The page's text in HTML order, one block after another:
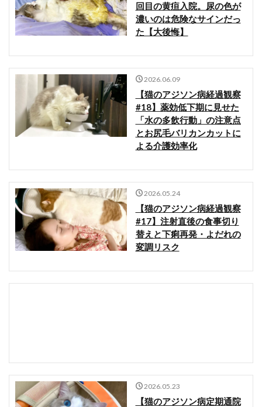
回目の黄疸入院。尿の色が
濃いのは危険なサインだっ
た【大後悔】
2026.06.09
【猫のアジソン病経過観察
#18】薬効低下期に見せた
「水の多飲行動」の注意点
とお尻毛バリカンカットに
よる介護効率化
2026.05.24
【猫のアジソン病経過観察
#17】注射直後の食事切り
替えと下痢再発・よだれの
変調リスク
2026.05.23
【猫のアジソン病定期通院